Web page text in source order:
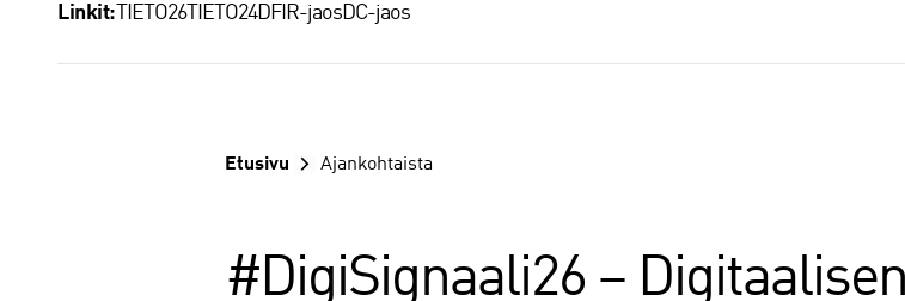
Linkit: TIETO26TIETO24DFIR-jaosDC-jaos
Etusivu Ajankohtaista
#DigiSignaali26 –